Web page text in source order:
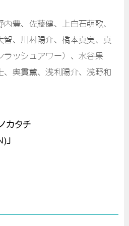
豊、佐藤健、上白石萌歌、
智、川村陽介、橋本真実、真
ラッシュアワー）、水谷果
、奥貫薫、浅利陽介、浅野和
カタチ